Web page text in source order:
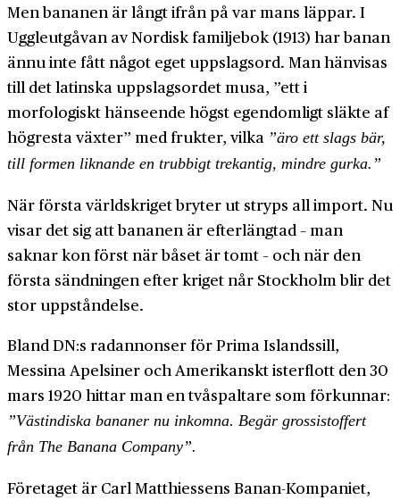
Men bananen är långt ifrån på var mans läppar. I
Uggleutgåvan av Nordisk familje­bok (1913) har banan
ännu inte fått något eget uppslagsord. Man hänvisas
till det latinska uppslags­ordet musa, ”ett i
morfologiskt hänseende högst egen­domligt släkte af
högresta växter” med frukter, vilka ”äro ett slags bär,
till formen liknande en trubbigt tre­kantig, mindre gurka.”
När första världs­kriget bryter ut stryps all import. Nu
visar det sig att bananen är efter­längtad – man
saknar kon först när båset är tomt – och när den
första sändningen efter kriget når Stockholm blir det
stor upp­ståndelse.
Bland DN:s rad­annonser för Prima Islands­sill,
Messina Apelsiner och Amerikanskt ister­flott den 30
mars 1920 hittar man en två­spaltare som förkunnar:
”Väst­indiska bananer nu inkomna. Begär grossist­offert
från The Banana Company”.
Företaget är Carl Matthiessens Banan-­Kompaniet,